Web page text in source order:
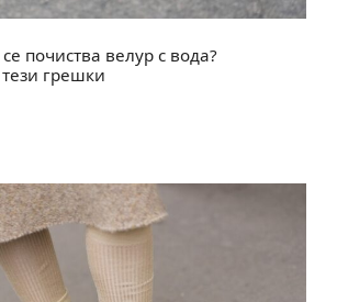
почиства велур с вода?
грешки